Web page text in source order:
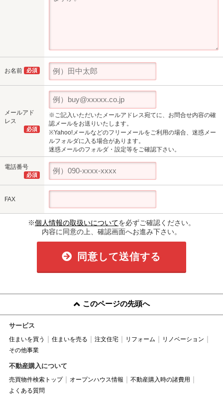
お名前 必須
メールアド
レス
必須
※ご記入いただいたメールアドレス宛てに、お問合せ内容の確
認メールをお送りいたします。
※Yahoo!メールなどのフリーメールをご利用の場合、迷惑メー
ルフォルダに入る場合があります。
迷惑メールのフォルダ・設定等をご確認下さい。
電話番号
必須
FAX
※個人情報の取扱いについてを必ずご確認ください。
内容に同意の上、確認画面へお進み下さい。
同意して送信する
このページの先頭へ
サービス
住まいを買う 住まいを売る 注文住宅 リフォーム
リノベーション
その他事業
不動産購入について
売買物件検索トップ オープンハウス情報
不動産購入時の諸費用
よくある質問